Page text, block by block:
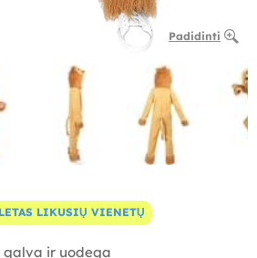
Padidinti
LIKUSIŲ VIENETŲ
galva ir uodega